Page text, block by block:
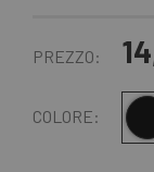
PREZZO:
COLORE: